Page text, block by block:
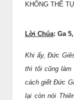
KHÔNG THỂ
Lời Chúa: Ga
Khi ấy, Ðức
thì tôi cũng làm
cách giết Ðức
lại còn nói